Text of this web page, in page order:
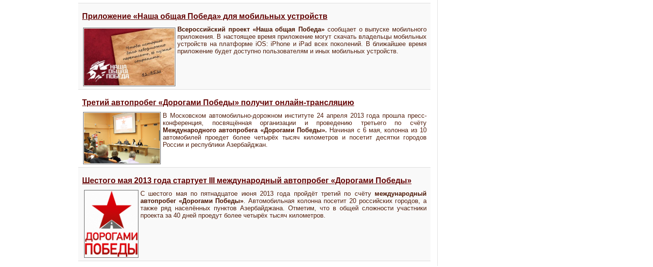
Приложение «Наша общая Победа» для мобильных устройств
Всероссийский проект «Наша общая Победа» сообщает о выпуске мобильного
приложения. В настоящее время приложение могут скачать владельцы мобильных
устройств на платформе iOS: iPhone и iPad всех поколений. В ближайшее время
приложение будет доступно пользователям и иных мобильных устройств.
Третий автопробег «Дорогами Победы» получит онлайн-трансляцию
В Московском автомобильно-дорожном институте 24 апреля 2013 года прошла пресс-
конференция, посвящённая организации и проведению третьего по счёту
Международного автопробега «Дорогами Победы». Начиная с 6 мая, колонна из 10
автомобилей проедет более четырёх тысяч километров и посетит десятки городов
России и республики Азербайджан.
Шестого мая 2013 года стартует III международный автопробег «Дорогами Победы»
С шестого мая по пятнадцатое июня 2013 года пройдёт третий по счёту международный
автопробег «Дорогами Победы» . Автомобильная колонна посетит 20 российских городов, а
также ряд населённых пунктов Азербайджана. Отметим, что в общей сложности участники
проекта за 40 дней проедут более четырёх тысяч километров.